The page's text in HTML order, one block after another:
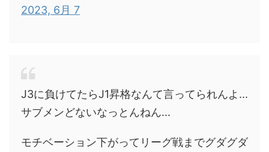
2023, 6月 7
J3に負けてたらJ1昇格なんて言ってられんよ...
サブメンどないなっとんねん...
モチベーション下がってリーグ戦までグダグダ